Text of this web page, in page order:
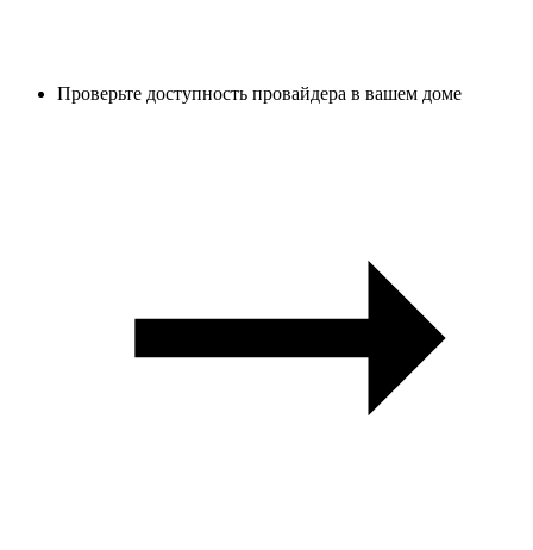
Проверьте доступность провайдера в вашем доме